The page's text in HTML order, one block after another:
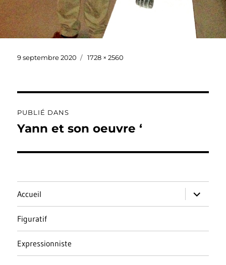
Publié
9 septembre 2020
Taille
1728 × 2560
de
PUBLIÉ DANS
Yann et son oeuvre ‘
Accueil
ouvrir
le
sous-
Figuratif
Expressionniste